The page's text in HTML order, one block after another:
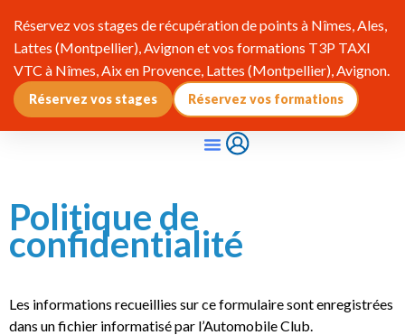
Réservez vos stages de récupération de points à Nîmes, Ales,
Lattes (Montpellier), Avignon et vos formations T3P TAXI
VTC à Nîmes, Aix en Provence, Lattes (Montpellier), Avignon.
Réservez vos stages Réservez vos formations
Politique de
confidentialité
Les informations recueillies sur ce formulaire sont enregistrées
dans un fichier informatisé par l’Automobile Club.